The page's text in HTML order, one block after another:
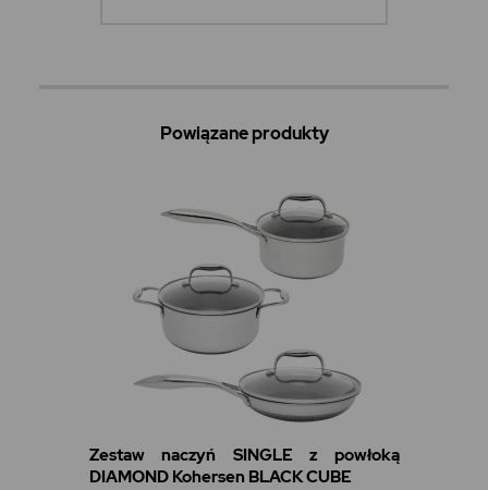
Powiązane produkty
Zestaw naczyń SINGLE z powłoką
DIAMOND Kohersen BLACK CUBE